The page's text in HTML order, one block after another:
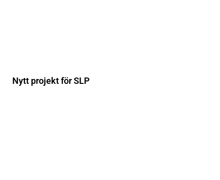
Nytt projekt för SLP